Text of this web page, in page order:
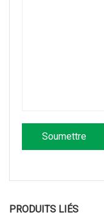
PRODUITS LIÉS